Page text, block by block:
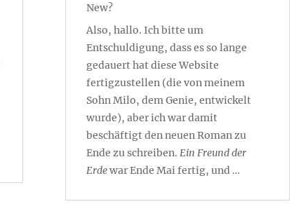
New?
Also, hallo. Ich bitte um
Entschuldigung, dass es so lange
gedauert hat diese Website
fertigzustellen (die von meinem
Sohn Milo, dem Genie, entwickelt
wurde), aber ich war damit
beschäftigt den neuen Roman zu
Ende zu schreiben. Ein Freund der
Erdewar Ende Mai fertig, und …